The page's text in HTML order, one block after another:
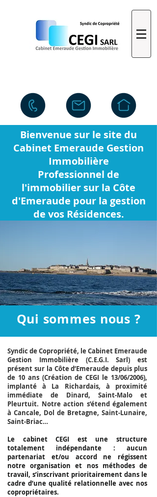
Bienvenue sur le site du
Cabinet Emeraude Gestion
Immobilière
Professionnel de
l'immobilier sur la Côte
d'Emeraude pour la gestion
de vos Résidences.
Ouverture d'un Bureau secondaire à SAINT-
MALO depuis Juillet 2020
Qui sommes nous ?
Syndic de Copropriété, le Cabinet Emeraude
Gestion Immobilière (C.E.G.I. Sarl) est
présent sur la Côte d’Emeraude depuis plus
de 10 ans (Création de CEGI le 13/06/2006),
implanté à La Richardais, à proximité
immédiate de Dinard, Saint-Malo et
Pleurtuit. Notre action s’étend également
à Cancale, Dol de Bretagne, Saint-Lunaire,
Saint-Briac…
Le cabinet CEGI est une structure
totalement indépendante : aucun
partenariat et/ou accord ne régissent
notre organisation et nos méthodes de
travail, s’inscrivant prioritairement dans le
cadre d’une qualité relationnelle avec nos
copropriétaires.